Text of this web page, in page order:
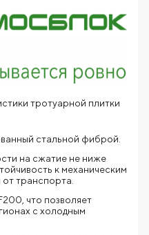
тротуарной плитки
стальной фиброй.
на сжатие не ниже
к механическим
от транспорта.
что позволяет
с холодным